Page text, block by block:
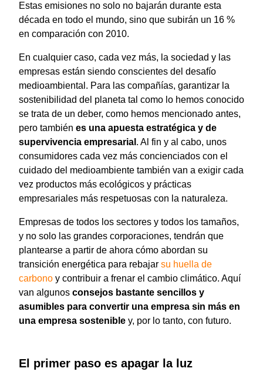
Estas emisiones no solo no bajarán durante esta
década en todo el mundo, sino que subirán un 16 %
en comparación con 2010.
En cualquier caso, cada vez más, la sociedad y las
empresas están siendo conscientes del desafío
medioambiental. Para las compañías, garantizar la
sostenibilidad del planeta tal como lo hemos conocido
se trata de un deber, como hemos mencionado antes,
pero también es una apuesta estratégica y de
supervivencia empresarial . Al fin y al cabo, unos
consumidores cada vez más concienciados con el
cuidado del medioambiente también van a exigir cada
vez productos más ecológicos y prácticas
empresariales más respetuosas con la naturaleza.
Empresas de todos los sectores y todos los tamaños,
y no solo las grandes corporaciones, tendrán que
plantearse a partir de ahora cómo abordan su
transición energética para rebajar su huella de
carbono y contribuir a frenar el cambio climático. Aquí
van algunos consejos bastante sencillos y
asumibles para convertir una empresa sin más en
una empresa sostenible y, por lo tanto, con futuro.
El primer paso es apagar la luz